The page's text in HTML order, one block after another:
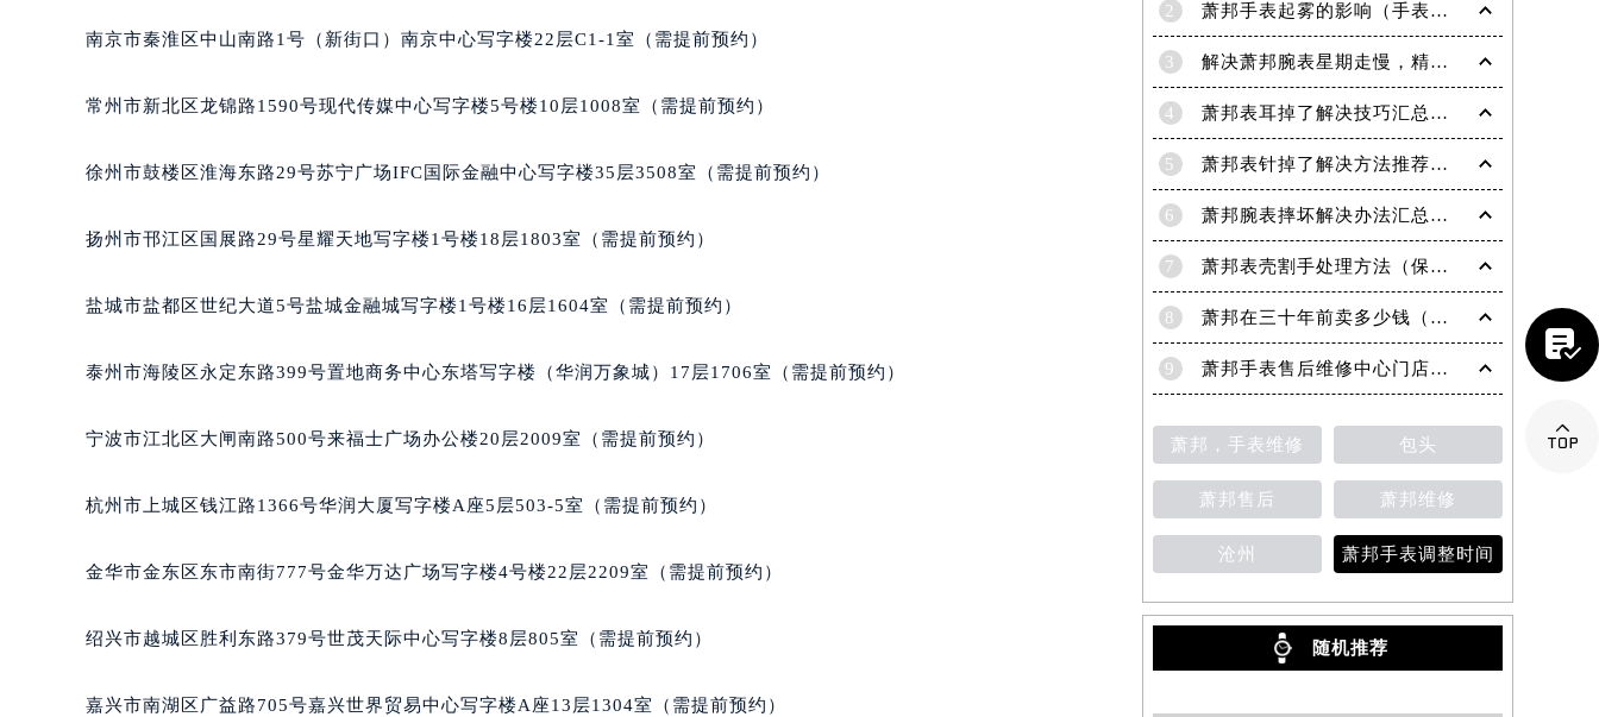
昆明市盘龙区北京路928号同德昆明广场写字楼10层06室（需提前预约）
西安市碑林区南关正街88号华侨城长安国际中心E座6楼10室（需提前预约）
唐山市路南区新华东道100号万达广场写字楼A座10层1002室（需提前预约）
内蒙古自治区呼和浩特市玉泉区大学西街70号华润万象城写字楼（鄂尔多斯大厦）23层2326室（需提前预约）
重庆市解放碑渝中区民权路28号英利国际金融中心写字楼20层01室（需提前预约）
黑龙江省鹤岗市向阳区红军路萧邦售后服务中心（需提前预约）
黑龙江省鸡西市鸡冠区红军路萧邦售后服务中心（需提前预约）
黑龙江省牡丹江市东安区太平路萧邦售后服务中心（需提前预约）
黑龙江省齐齐哈尔市龙沙区龙华路萧邦售后服务中心（需提前预约）
黑龙江省绥化市北林区新华街与康庄路交叉口萧邦售后服务中心（需提前预约）
吉林省白城市洮北区明仁南街萧邦售后服务中心（需提前预约）
南京市秦淮区中山南路1号（新街口）南京中心写字楼22层C1-1室（需提前预约）
常州市新北区龙锦路1590号现代传媒中心写字楼5号楼10层1008室（需提前预约）
徐州市鼓楼区淮海东路29号苏宁广场IFC国际金融中心写字楼35层3508室（需提前预约）
扬州市邗江区国展路29号星耀天地写字楼1号楼18层1803室（需提前预约）
盐城市盐都区世纪大道5号盐城金融城写字楼1号楼16层1604室（需提前预约）
泰州市海陵区永定东路399号置地商务中心东塔写字楼（华润万象城）17层1706室（需提前预约）
宁波市江北区大闸南路500号来福士广场办公楼20层2009室（需提前预约）
杭州市上城区钱江路1366号华润大厦写字楼A座5层503-5室（需提前预约）
金华市金东区东市南街777号金华万达广场写字楼4号楼22层2209室（需提前预约）
绍兴市越城区胜利东路379号世茂天际中心写字楼8层805室（需提前预约）
嘉兴市南湖区广益路705号嘉兴世界贸易中心写字楼A座13层1304室（需提前预约）
2 萧邦手表起雾的影响（手表起雾维护建议）
3 解决萧邦腕表星期走慢，精准调校秘籍在这里
4 萧邦表耳掉了解决技巧汇总（轻松修复爱表的小妙招）
5 萧邦表针掉了解决方法推荐（轻松修复你的爱表）
6 萧邦腕表摔坏解决办法汇总（专业修复与日常保养技巧）
7 萧邦表壳割手处理方法（保养与修复技巧指南）
8 萧邦在三十年前卖多少钱（名表价格变迁的历史洞察）
9 萧邦手表售后维修中心门店地址
萧邦，手表维修 包头
萧邦售后 萧邦维修
沧州 萧邦手表调整时间
随机推荐

